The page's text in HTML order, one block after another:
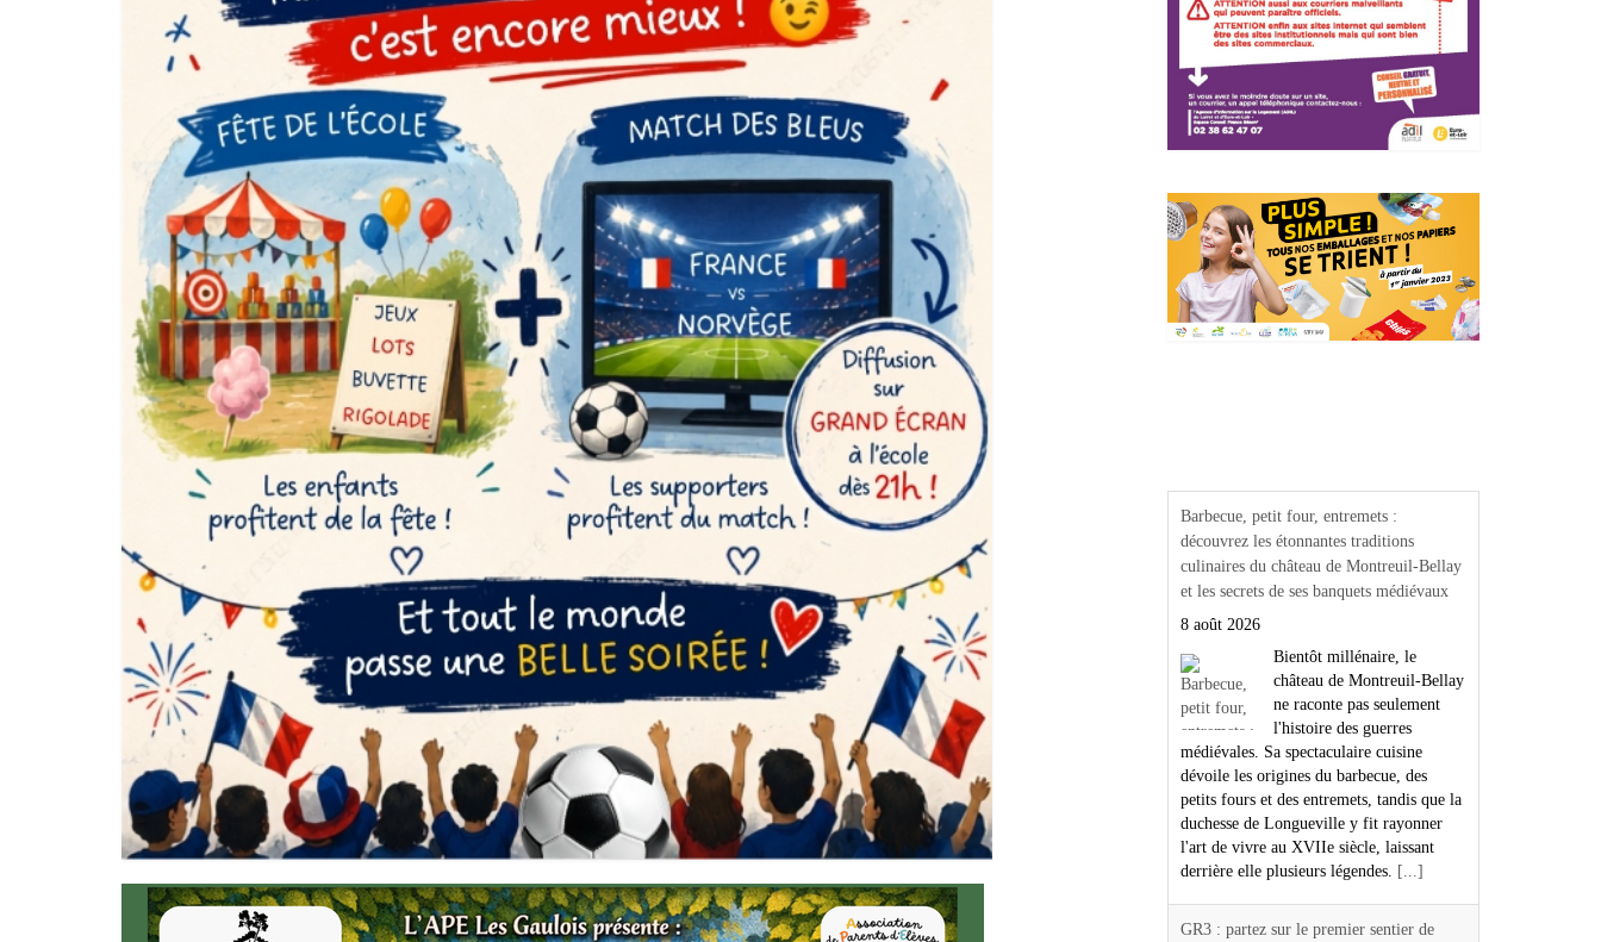
GR3 : partez sur le premier sentier de
grande randonnée de France le long de la
Loire sauvage
8 août 2026
le premier sentier de grande
randonnée balisé de France
? Né en 1947 entre Orléans
et Beaugency, dans le Loiret, il longe la
Loire sauvage sur 1 243 km jusqu'à
l'océan Atlantique. À l'image de La Loire
à Vélo pour les cyclistes, cet itinéraire
emblématique traverse des paysages
remarquables, des châteaux et des villages
de caractère.[...]
Les transports de demain : quelles